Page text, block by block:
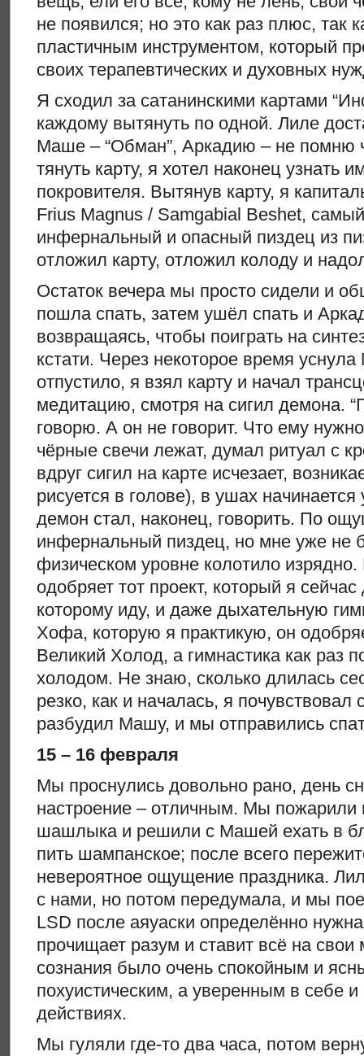
не появился; но это как раз плюс, так
пластичным инструментом, который
своих терапевтических и духовных
Я сходил за сатанинскими картами
каждому вытянуть по одной. Лиле
Маше – “Обман”, Аркадию – не помню
тянуть карту, я хотел наконец узнать
покровителя. Вытянув карту, я
Frius Magnus / Samgabial Beshet,
инфернальный и опасный пиздец из
отложил карту, отложил колоду и
Остаток вечера мы просто сидели и
пошла спать, затем ушёл спать и
возвращаясь, чтобы поиграть на
кстати. Через некоторое время
отпустило, я взял карту и начал
медитацию, смотря на сигил демона.
говорю. А он не говорит. Что ему
чёрные свечи лежат, думал ритуал с
вдруг сигил на карте исчезает,
рисуется в голове), в ушах
демон стал, наконец, говорить. По
инфернальный пиздец, но мне уже не
физическом уровне колотило
одобряет тот проект, который я
которому иду, и даже дыхательную
Хофа, которую я практикую, он
Великий Холод, а гимнастика как раз
холодом. Не знаю, сколько длилась
резко, как и началась, я почувствовал
разбудил Машу, и мы отправились
15 – 16 февраля
Мы проснулись довольно рано, день
настроение – отличным. Мы пожарили
шашлыка и решили с Машей ехать в
пить шампанское; после всего
невероятное ощущение праздника.
с нами, но потом передумала, и мы
LSD после аяуаски определённо
прочищает разум и ставит всё на свои
сознания было очень спокойным и
похуистическим, а уверенным в себе
действиях.
Мы гуляли где-то два часа, потом